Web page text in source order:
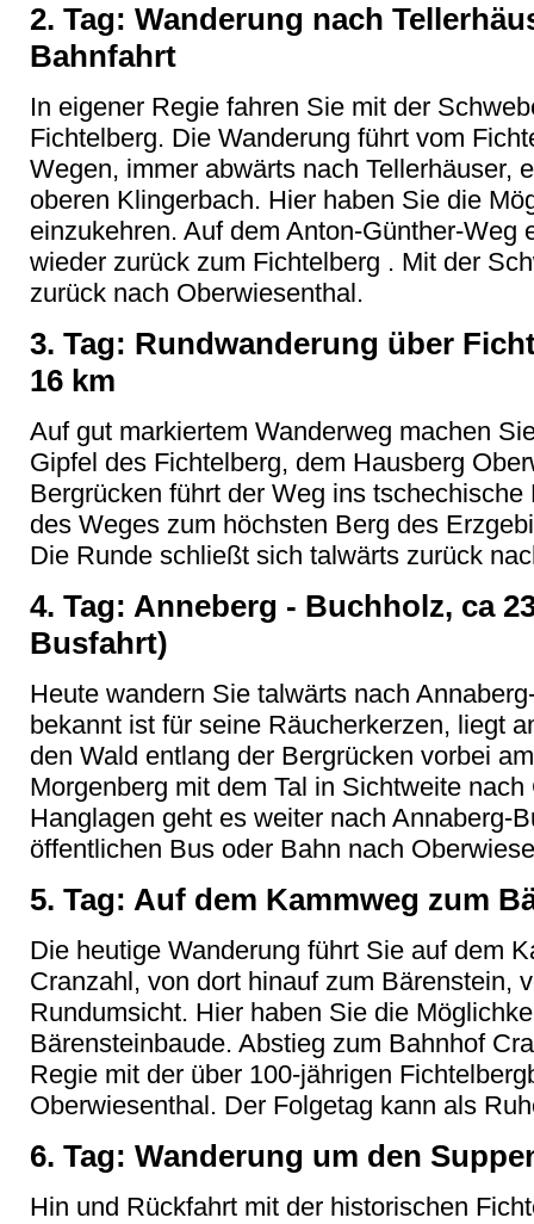
2. Tag: Wanderung nach
Bahnfahrt
In eigener Regie fahren Sie mit der
Fichtelberg. Die Wanderung führt vom
Wegen, immer abwärts nach Tellerhäuser,
oberen Klingerbach. Hier haben Sie die
einzukehren. Auf dem Anton-Günther-Weg
wieder zurück zum Fichtelberg . Mit der
zurück nach Oberwiesenthal.
3. Tag: Rundwanderung über
16 km
Auf gut markiertem Wanderweg machen
Gipfel des Fichtelberg, dem Hausberg
Bergrücken führt der Weg ins
des Weges zum höchsten Berg des
Die Runde schließt sich talwärts zurück
4. Tag: Anneberg - Buchholz, ca
Busfahrt)
Heute wandern Sie talwärts nach
bekannt ist für seine Räucherkerzen, liegt
den Wald entlang der Bergrücken vorbei
Morgenberg mit dem Tal in Sichtweite
Hanglagen geht es weiter nach Annaberg-
öffentlichen Bus oder Bahn nach
5. Tag: Auf dem Kammweg zum
Die heutige Wanderung führt Sie auf dem
Cranzahl, von dort hinauf zum Bärenstein,
Rundumsicht. Hier haben Sie die
Bärensteinbaude. Abstieg zum Bahnhof
Regie mit der über 100-jährigen
Oberwiesenthal. Der Folgetag kann als
6. Tag: Wanderung um den
Hin und Rückfahrt mit der historischen